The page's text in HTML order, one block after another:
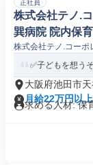
正社員
株式会社テノ.
巽病院 院内保
株式会社テノ.コーポ
✅子どもを想う
大阪府池田市天
月給22万円以上
求める人材: 保